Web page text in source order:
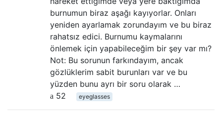
burnumun biraz aşağı kayıyorlar. Onları
yeniden ayarlamak zorundayım ve bu biraz
rahatsız edici. Burnumu kaymalarını
önlemek için yapabileceğim bir şey var mı?
Not: Bu sorunun farkındayım, ancak
gözlüklerim sabit burunları var ve bu
yüzden bunu ayrı bir soru olarak …
52
eyeglasses